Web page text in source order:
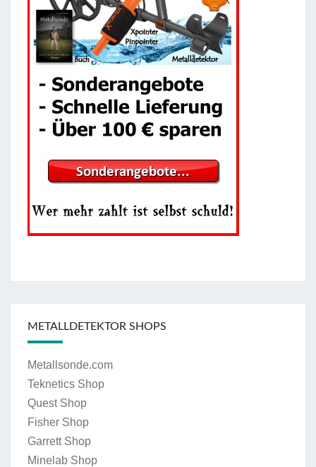
METALLDETEKTOR SHOPS
Metallsonde.com
Teknetics Shop
Quest Shop
Fisher Shop
Garrett Shop
Minelab Shop